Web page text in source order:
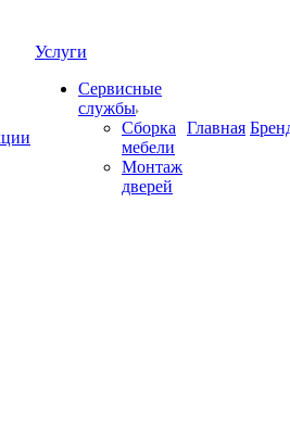
Услуги
Сервисные
службы
Сборка
мебели
Монтаж
дверей
Главная